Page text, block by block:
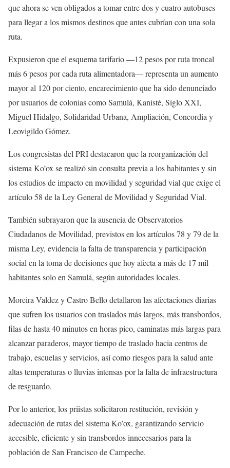
que ahora se ven obligados a tomar entre dos y cuatro autobuses
para llegar a los mismos destinos que antes cubrían con una sola
ruta.
Expusieron que el esquema tarifario —12 pesos por ruta troncal
más 6 pesos por cada ruta alimentadora— representa un aumento
mayor al 120 por ciento, encarecimiento que ha sido denunciado
por usuarios de colonias como Samulá, Kanisté, Siglo XXI,
Miguel Hidalgo, Solidaridad Urbana, Ampliación, Concordia y
Leovigildo Gómez.
Los congresistas del PRI destacaron que la reorganización del
sistema Ko’ox se realizó sin consulta previa a los habitantes y sin
los estudios de impacto en movilidad y seguridad vial que exige el
artículo 58 de la Ley General de Movilidad y Seguridad Vial.
También subrayaron que la ausencia de Observatorios
Ciudadanos de Movilidad, previstos en los artículos 78 y 79 de la
misma Ley, evidencia la falta de transparencia y participación
social en la toma de decisiones que hoy afecta a más de 17 mil
habitantes solo en Samulá, según autoridades locales.
Moreira Valdez y Castro Bello detallaron las afectaciones diarias
que sufren los usuarios con traslados más largos, más transbordos,
filas de hasta 40 minutos en horas pico, caminatas más largas para
alcanzar paraderos, mayor tiempo de traslado hacia centros de
trabajo, escuelas y servicios, así como riesgos para la salud ante
altas temperaturas o lluvias intensas por la falta de infraestructura
de resguardo.
Por lo anterior, los priistas solicitaron restitución, revisión y
adecuación de rutas del sistema Ko’ox, garantizando servicio
accesible, eficiente y sin transbordos innecesarios para la
población de San Francisco de Campeche.